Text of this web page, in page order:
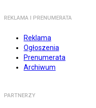
REKLAMA I PRENUMERATA
Reklama
Ogłoszenia
Prenumerata
Archiwum
PARTNERZY